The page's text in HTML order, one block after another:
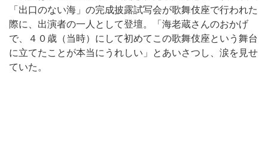
「出口のない海」の完成披露試写会が歌舞伎座で行われた
際に、出演者の一人として登壇。「海老蔵さんのおかげ
で、４０歳（当時）にして初めてこの歌舞伎座という舞台
に立てたことが本当にうれしい」とあいさつし、涙を見せ
ていた。